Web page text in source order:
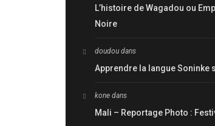
L’histoire de Wagadou ou
Noire
doudou dans
Apprendre la langue Soninke
kone dans
Mali – Reportage Photo :